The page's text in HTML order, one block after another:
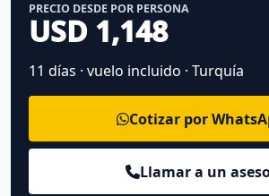
PRECIO DESDE POR PERSONA
USD 1,148
11 días · vuelo incluido · Turquía
Cotizar por
Llamar a un